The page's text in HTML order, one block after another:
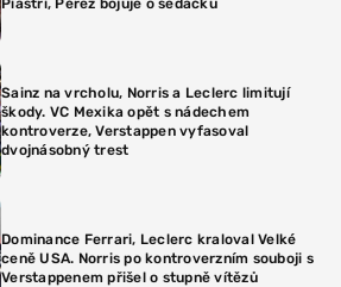
Sainz na vrcholu, Norris a Leclerc limitují
škody. VC Mexika opět s nádechem
kontroverze, Verstappen vyfasoval
dvojnásobný trest
Dominance Ferrari, Leclerc kraloval Velké
ceně USA. Norris po kontroverzním souboji s
Verstappenem přišel o stupně vítězů